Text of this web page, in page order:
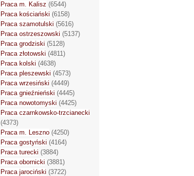
Praca m. Kalisz (6544)
Praca kościański (6158)
Praca szamotulski (5616)
Praca ostrzeszowski (5137)
Praca grodziski (5128)
Praca złotowski (4811)
Praca kolski (4638)
Praca pleszewski (4573)
Praca wrzesiński (4449)
Praca gnieźnieński (4445)
Praca nowotomyski (4425)
Praca czarnkowsko-trzcianecki
(4373)
Praca m. Leszno (4250)
Praca gostyński (4164)
Praca turecki (3884)
Praca obornicki (3881)
Praca jarociński (3722)